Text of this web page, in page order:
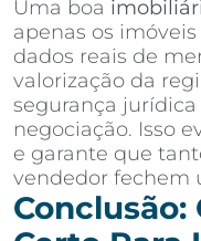
Uma boa
apenas os
dados reais de
valorização da
segurança
negociação. Isso
e garante que
vendedor fechem